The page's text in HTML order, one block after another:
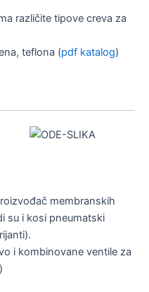
različite tipove creva za
teflona (pdf katalog)
membranskih
su i kosi pneumatski
varijanti).
i kombinovane ventile za
)